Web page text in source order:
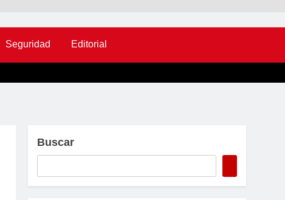
Seguridad Editorial
Buscar